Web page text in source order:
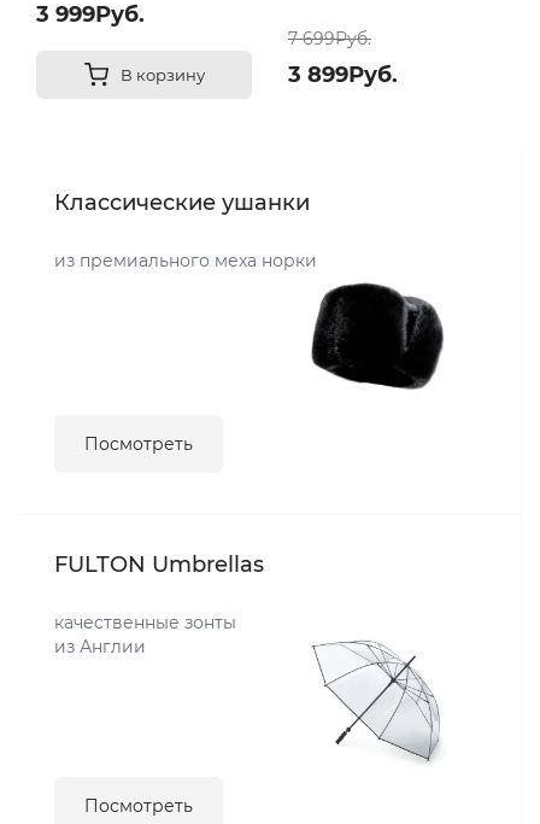
3 999Руб.
В корзину
7 699Руб.
3 899Руб.
Классические ушанки
из премиального меха норки
Посмотреть
FULTON Umbrellas
качественные зонты
из Англии
Посмотреть